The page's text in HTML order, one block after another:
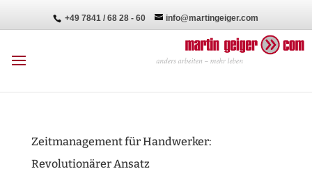
+49 7841 / 68 28 - 60 info@martingeiger.com
Zeitmanagement für Handwerker:
Revolutionärer Ansatz